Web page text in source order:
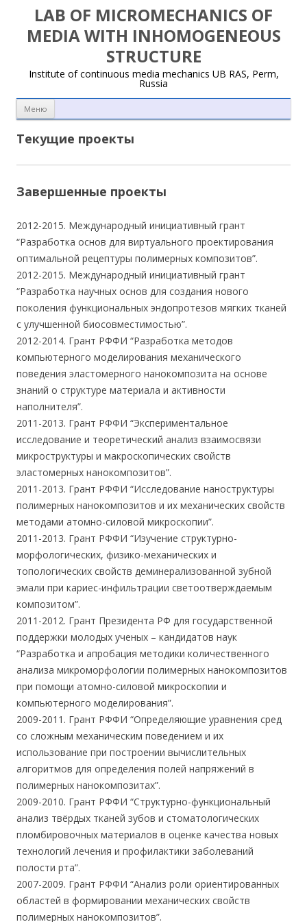
LAB OF MICROMECHANICS OF
MEDIA WITH INHOMOGENEOUS
STRUCTURE
Institute of continuous media mechanics UB RAS, Perm,
Russia
Меню
Перейти к содержимому
Текущие проекты
Завершенные проекты
2012-2015. Международный инициативный грант
“Разработка основ для виртуального проектирования
оптимальной рецептуры полимерных композитов”.
2012-2015. Международный инициативный грант
“Разработка научных основ для создания нового
поколения функциональных эндопротезов мягких тканей
с улучшенной биосовместимостью”.
2012-2014. Грант РФФИ “Разработка методов
компьютерного моделирования механического
поведения эластомерного нанокомпозита на основе
знаний о структуре материала и активности
наполнителя”.
2011-2013. Грант РФФИ “Экспериментальное
исследование и теоретический анализ взаимосвязи
микроструктуры и макроскопических свойств
эластомерных нанокомпозитов”.
2011-2013. Грант РФФИ “Исследование наноструктуры
полимерных нанокомпозитов и их механических свойств
методами атомно-силовой микроскопии”.
2011-2013. Грант РФФИ “Изучение структурно-
морфологических, физико-механических и
топологических свойств деминерализованной зубной
эмали при кариес-инфильтрации светоотверждаемым
композитом”.
2011-2012. Грант Президента РФ для государственной
поддержки молодых ученых – кандидатов наук
“Разработка и апробация методики количественного
анализа микроморфологии полимерных нанокомпозитов
при помощи атомно-силовой микроскопии и
компьютерного моделирования”.
2009-2011. Грант РФФИ “Определяющие уравнения сред
со сложным механическим поведением и их
использование при построении вычислительных
алгоритмов для определения полей напряжений в
полимерных нанокомпозитах”.
2009-2010. Грант РФФИ “Структурно-функциональный
анализ твёрдых тканей зубов и стоматологических
пломбировочных материалов в оценке качества новых
технологий лечения и профилактики заболеваний
полости рта”.
2007-2009. Грант РФФИ “Анализ роли ориентированных
областей в формировании механических свойств
полимерных нанокомпозитов”.